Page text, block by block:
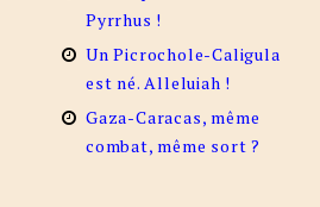
Pyrrhus !
Un Picrochole-Caligula
est né. Alleluiah !
Gaza-Caracas, même
combat, même sort ?